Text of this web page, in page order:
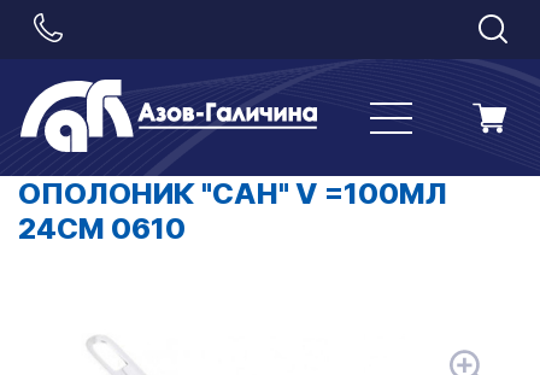
ОПОЛОНИК "САН" V =100МЛ
24СМ 0610